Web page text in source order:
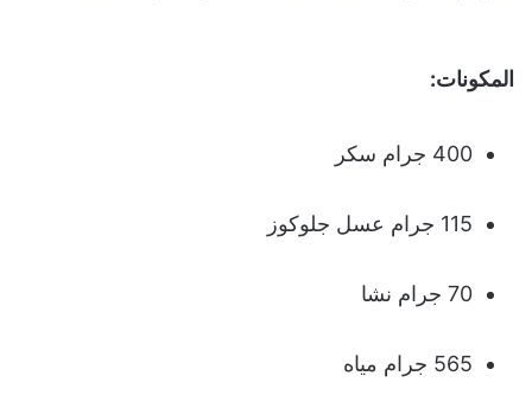
المكونات:
400 جرام سكر
115 جرام عسل جلوكوز
70 جرام نشا
565 جرام مياه